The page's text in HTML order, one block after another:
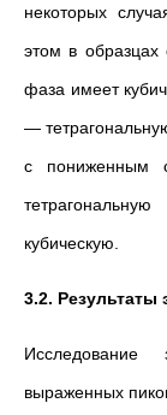
некоторых
этом в
фаза имеет
—
с пониженным
кубическую.
3.2. Результаты
Исследование
выраженных